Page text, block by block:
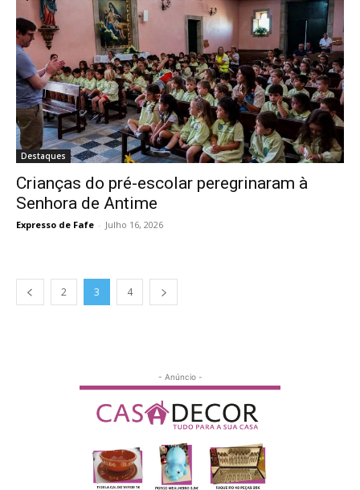
Destaques
Crianças do pré-escolar peregrinaram à
Senhora de Antime
Expresso de Fafe - Julho 16, 2026
2 3 4
- Anúncio -